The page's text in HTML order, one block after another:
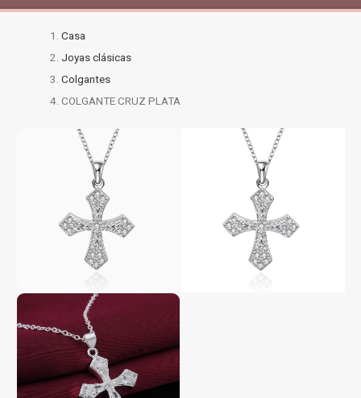
Casa
Joyas clásicas
Colgantes
COLGANTE CRUZ PLATA